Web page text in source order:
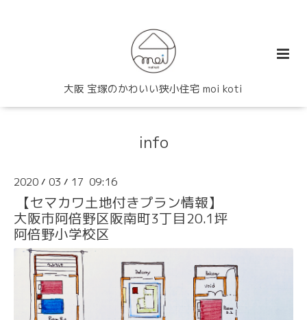
大阪 宝塚のかわいい狭小住宅 moi koti
info
2020 / 03 / 17 09:16
【セマカワ土地付きプラン情報】
大阪市阿倍野区阪南町3丁目20.1坪
阿倍野小学校区